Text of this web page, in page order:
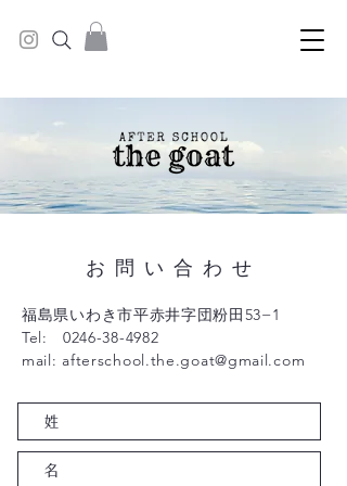
お問い合わせ
福島県いわき市平赤井字団粉田53−1
Tel: 0246-38-4982
mail: afterschool.the.goat@gmail.com